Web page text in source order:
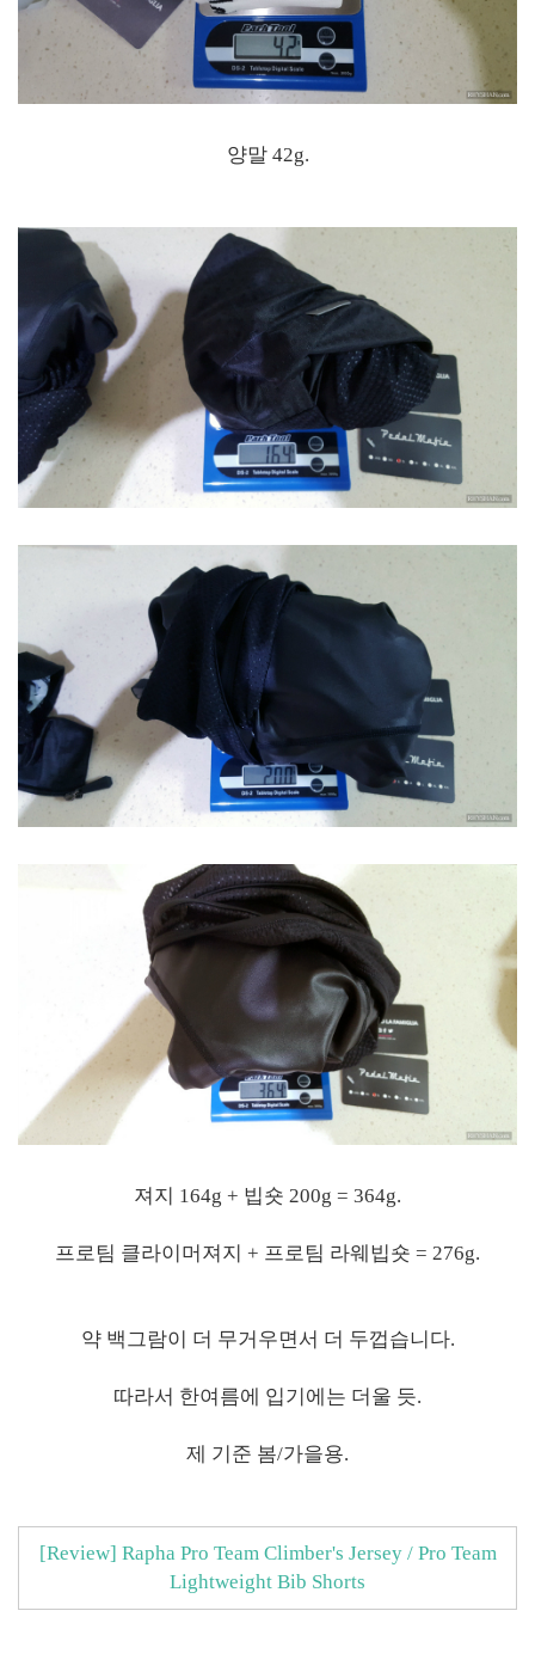
양말 42g.
져지 164g + 빕숏 200g = 364g.
프로팀 클라이머져지 + 프로팀 라웨빕숏 = 276g.
약 백그람이 더 무거우면서 더 두껍습니다.
따라서 한여름에 입기에는 더울 듯.
제 기준 봄/가을용.
[Review] Rapha Pro Team Climber's Jersey / Pro Team
Lightweight Bib Shorts